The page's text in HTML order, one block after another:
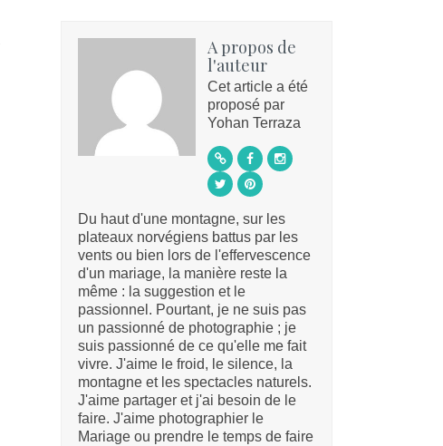
A propos de
l'auteur
Cet article a été
proposé par
Yohan Terraza
Du haut d'une montagne, sur les
plateaux norvégiens battus par les
vents ou bien lors de l'effervescence
d'un mariage, la manière reste la
même : la suggestion et le
passionnel. Pourtant, je ne suis pas
un passionné de photographie ; je
suis passionné de ce qu'elle me fait
vivre. J'aime le froid, le silence, la
montagne et les spectacles naturels.
J'aime partager et j'ai besoin de le
faire. J'aime photographier le
Mariage ou prendre le temps de faire